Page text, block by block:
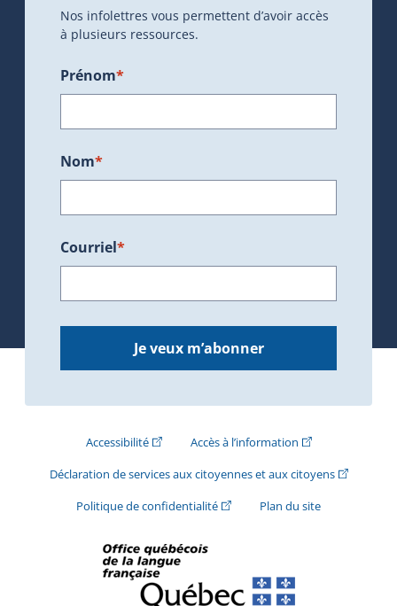
Nos infolettres vous permettent d’avoir accès
à plusieurs ressources.
Prénom*
Nom*
Courriel*
Je veux m’abonner
Accessibilité(Cet hyperlien externe s'ouvrira dans une
Accès à l’information(Cet hyperlien
Déclaration de services aux citoyennes et aux citoyens(Cet
Politique de confidentialité(Cet hyperlien externe s'ouvrira
Plan du site